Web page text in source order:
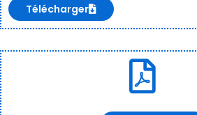
Télécharger